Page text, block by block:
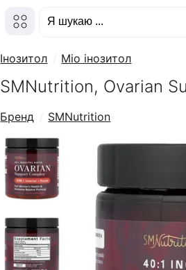
Інозитол Міо інозитол
SMNutrition, Ovarian
Бренд SMNutrition